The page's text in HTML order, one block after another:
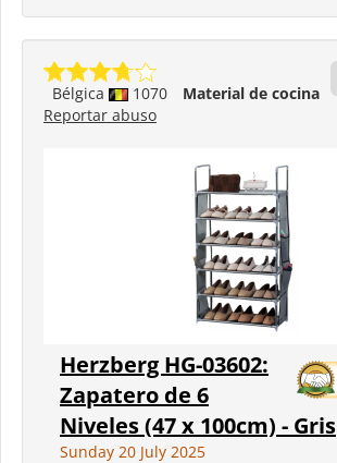
Bélgica 1070
Material de cocina
Reportar abuso
Herzberg HG-03602:
Zapatero de 6
Niveles (47 x 100cm) - Gris
Sunday 20 July 2025